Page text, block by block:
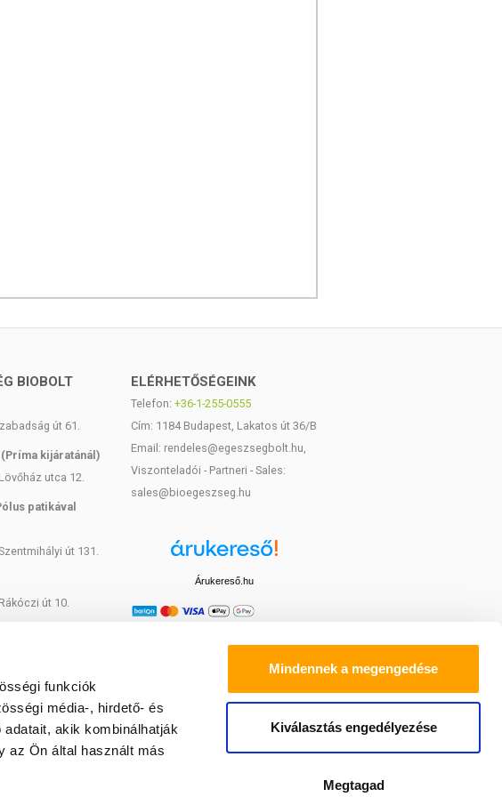
funkciók
média-, hirdető- és
akik kombinálhatják
az Ön által használt más
Mindennek a megengedése
Kiválasztás engedélyezése
Megtagad
BIOBOLT
út 61.
kijáratánál)
utca 12.
patikával
út 131.
út 10.
Béla út 71.
ELÉRHETŐSÉGEINK
Telefon: +36-1-255-0555
Cím: 1184 Budapest, Lakatos út 36/B
Email: rendeles@egeszsegbolt.hu,
Viszonteladói - Partneri - Sales:
sales@bioegeszseg.hu
Árukereső.hu